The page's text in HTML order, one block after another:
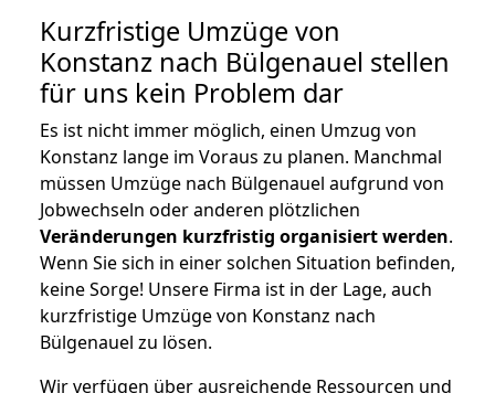
Kurzfristige Umzüge von
Konstanz nach Bülgenauel stellen
für uns kein Problem dar
Es ist nicht immer möglich, einen Umzug von
Konstanz lange im Voraus zu planen. Manchmal
müssen Umzüge nach Bülgenauel aufgrund von
Jobwechseln oder anderen plötzlichen
Veränderungen kurzfristig organisiert werden.
Wenn Sie sich in einer solchen Situation befinden,
keine Sorge! Unsere Firma ist in der Lage, auch
kurzfristige Umzüge von Konstanz nach
Bülgenauel zu lösen.
Wir verfügen über ausreichende Ressourcen und